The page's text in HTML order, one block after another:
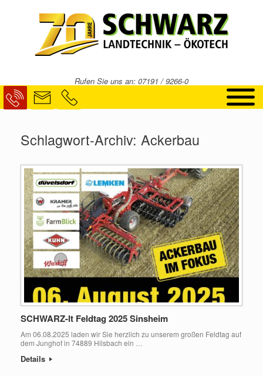
Rufen Sie uns an: 07191 / 9266-0
Schlagwort-Archiv: Ackerbau
SCHWARZ-lt Feldtag 2025 Sinsheim
Am 06.08.2025 laden wir Sie herzlich zu unserem großen Feldtag auf
dem Junghof in 74889 Hilsbach ein …
Details